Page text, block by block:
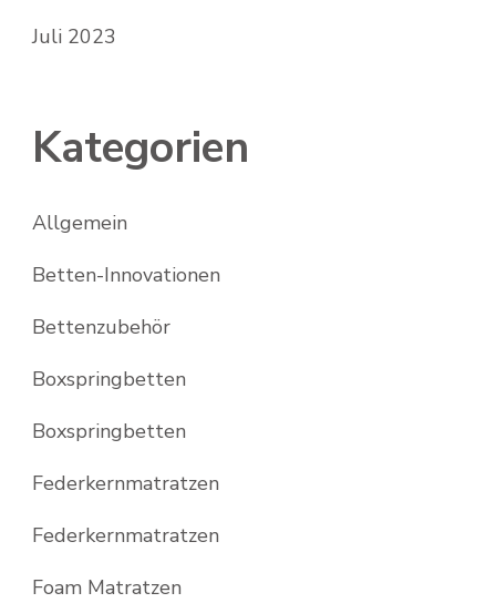
Juli 2023
Kategorien
Allgemein
Betten-Innovationen
Bettenzubehör
Boxspringbetten
Boxspringbetten
Federkernmatratzen
Federkernmatratzen
Foam Matratzen